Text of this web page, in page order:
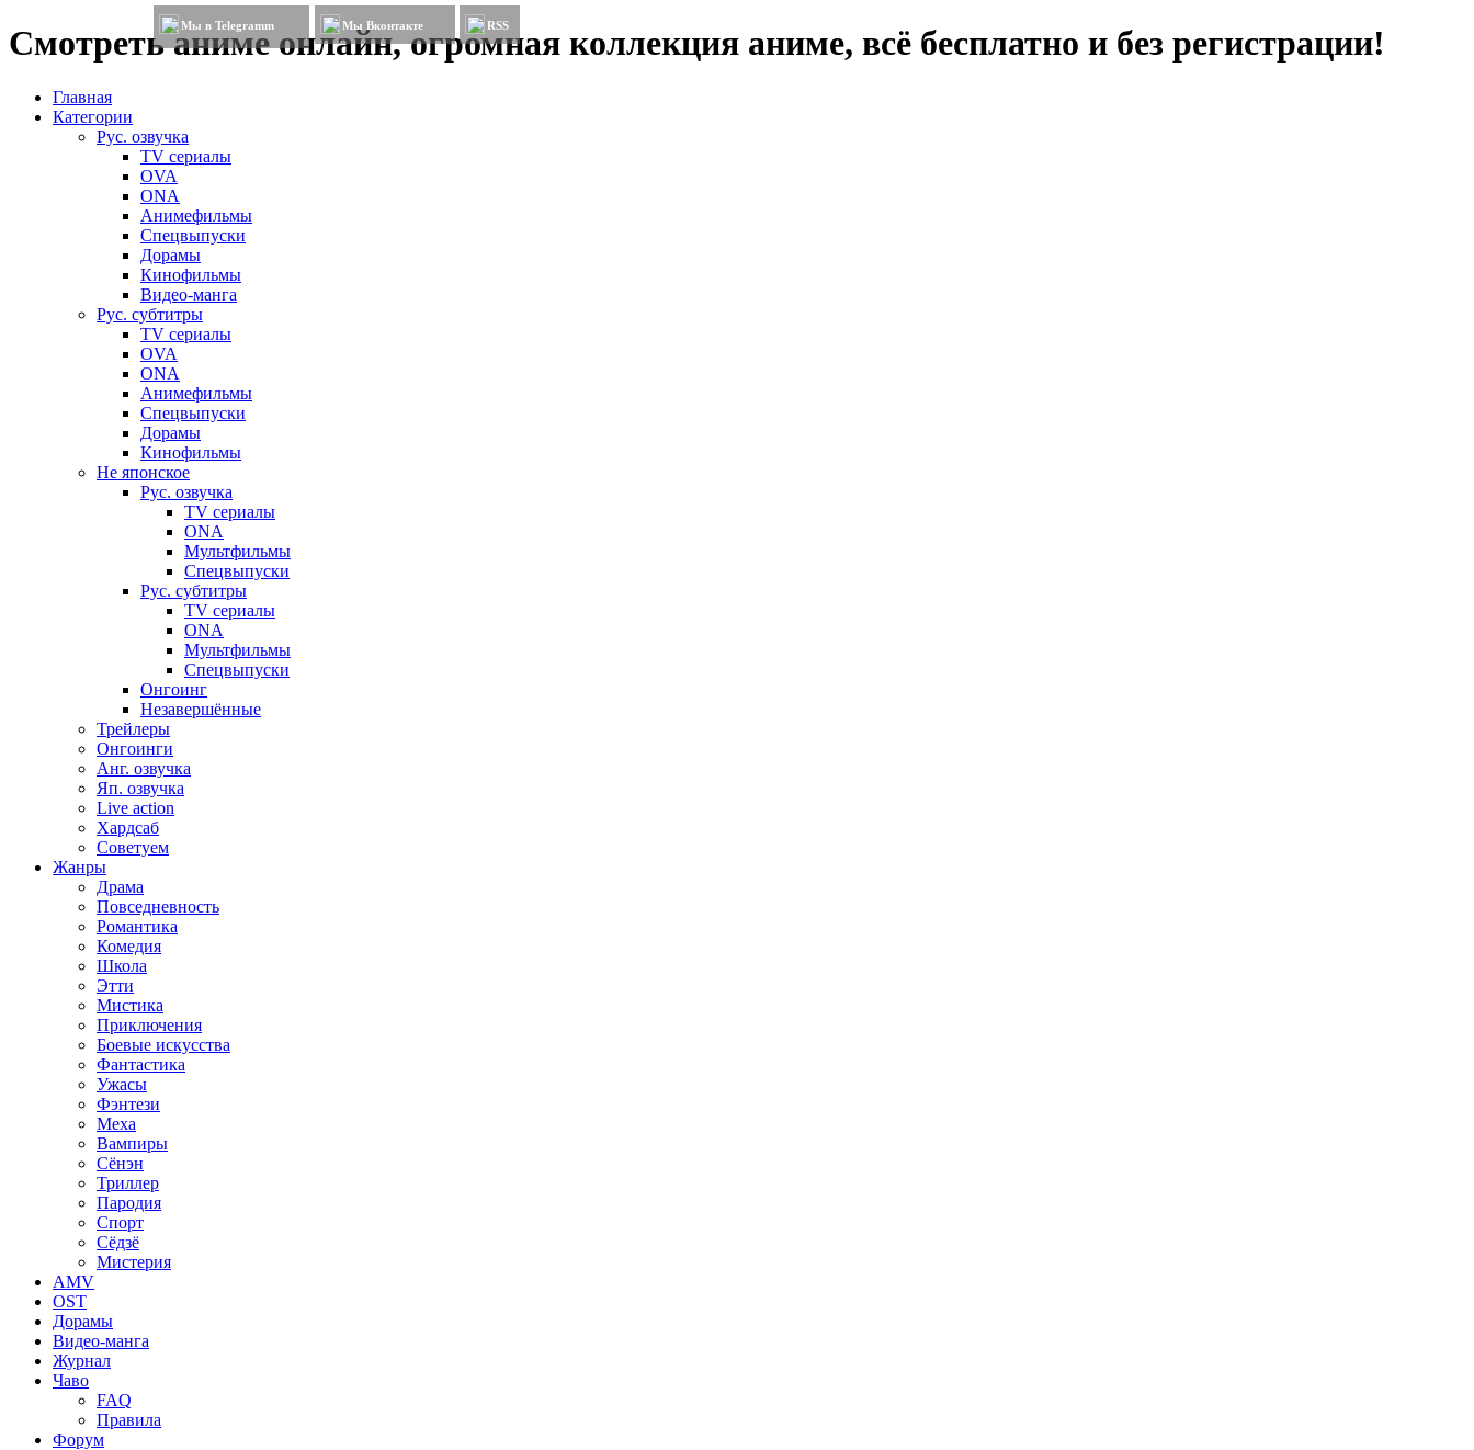
Смотреть аниме онлайн, огромная коллекция аниме, всё бесплатно и без регистрации!
Мы в Telegramm Мы Вконтакте RSS
Главная
Категории
Рус. озвучка
TV сериалы
OVA
ONA
Анимефильмы
Спецвыпуски
Дорамы
Кинофильмы
Видео-манга
Рус. субтитры
TV сериалы
OVA
ONA
Анимефильмы
Спецвыпуски
Дорамы
Кинофильмы
Не японское
Рус. озвучка
TV сериалы
ONA
Мультфильмы
Спецвыпуски
Рус. субтитры
TV сериалы
ONA
Мультфильмы
Спецвыпуски
Онгоинг
Незавершённые
Трейлеры
Онгоинги
Анг. озвучка
Яп. озвучка
Live action
Хардсаб
Советуем
Жанры
Драма
Повседневность
Романтика
Комедия
Школа
Этти
Мистика
Приключения
Боевые искусства
Фантастика
Ужасы
Фэнтези
Меха
Вампиры
Сёнэн
Триллер
Пародия
Спорт
Сёдзё
Мистерия
AMV
OST
Дорамы
Видео-манга
Журнал
Чаво
FAQ
Правила
Форум